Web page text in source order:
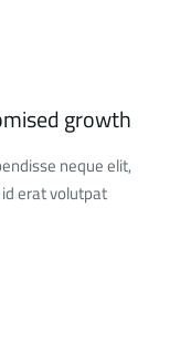
growth
neque elit,
erat volutpat